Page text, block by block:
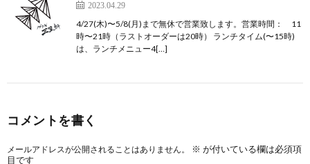
2023.04.29
4/27(木)〜5/8(月)まで無休で営業致します。営業時間： 11
時〜21時（ラストオーダーは20時） ランチタイム(〜15時)
は、ランチメニュー4[…]
コメントを書く
メールアドレスが公開されることはありません。 ※ が付いている欄は必須項
目です